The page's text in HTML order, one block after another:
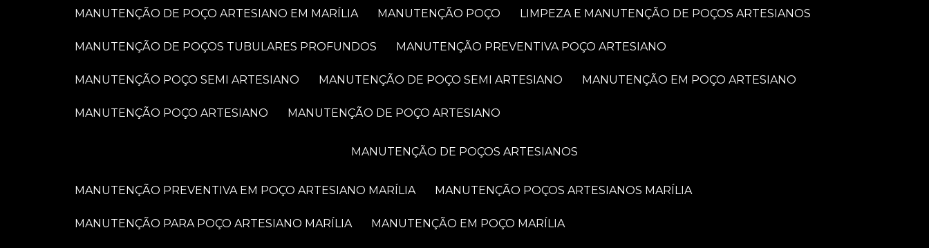
MANUTENÇÃO DE POÇO ARTESIANO EM MARÍLIA MANUTENÇÃO POÇO LIMPEZA E MANUTENÇÃO DE POÇOS ARTESIANOS
MANUTENÇÃO DE POÇOS TUBULARES PROFUNDOS MANUTENÇÃO PREVENTIVA POÇO ARTESIANO
MANUTENÇÃO POÇO SEMI ARTESIANO MANUTENÇÃO DE POÇO SEMI ARTESIANO MANUTENÇÃO EM POÇO ARTESIANO
MANUTENÇÃO POÇO ARTESIANO MANUTENÇÃO DE POÇO ARTESIANO
MANUTENÇÃO DE POÇOS ARTESIANOS
MANUTENÇÃO PREVENTIVA EM POÇO ARTESIANO MARÍLIA MANUTENÇÃO POÇOS ARTESIANOS MARÍLIA
MANUTENÇÃO PARA POÇO ARTESIANO MARÍLIA MANUTENÇÃO EM POÇO MARÍLIA